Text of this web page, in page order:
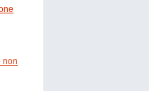
non